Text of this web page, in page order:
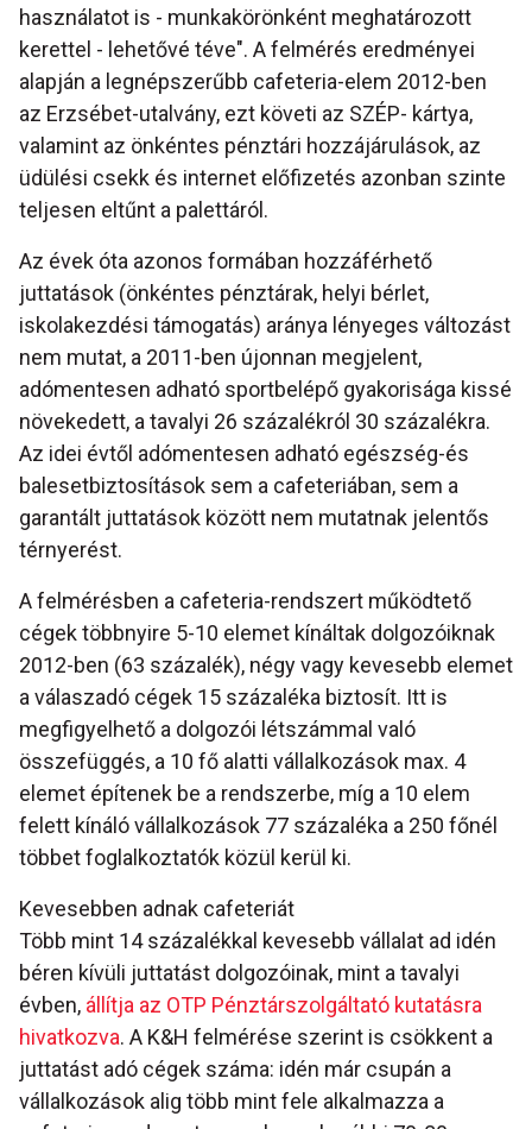
használatot is - munkakörönként meghatározott
kerettel - lehetővé téve". A felmérés eredményei
alapján a legnépszerűbb cafeteria-elem 2012-ben
az Erzsébet-utalvány, ezt követi az SZÉP- kártya,
valamint az önkéntes pénztári hozzájárulások, az
üdülési csekk és internet előfizetés azonban szinte
teljesen eltűnt a palettáról.
Az évek óta azonos formában hozzáférhető
juttatások (önkéntes pénztárak, helyi bérlet,
iskolakezdési támogatás) aránya lényeges változást
nem mutat, a 2011-ben újonnan megjelent,
adómentesen adható sportbelépő gyakorisága kissé
növekedett, a tavalyi 26 százalékról 30 százalékra.
Az idei évtől adómentesen adható egészség-és
balesetbiztosítások sem a cafeteriában, sem a
garantált juttatások között nem mutatnak jelentős
térnyerést.
A felmérésben a cafeteria-rendszert működtető
cégek többnyire 5-10 elemet kínáltak dolgozóiknak
2012-ben (63 százalék), négy vagy kevesebb elemet
a válaszadó cégek 15 százaléka biztosít. Itt is
megfigyelhető a dolgozói létszámmal való
összefüggés, a 10 fő alatti vállalkozások max. 4
elemet építenek be a rendszerbe, míg a 10 elem
felett kínáló vállalkozások 77 százaléka a 250 főnél
többet foglalkoztatók közül kerül ki.
Kevesebben adnak cafeteriát
Több mint 14 százalékkal kevesebb vállalat ad idén
béren kívüli juttatást dolgozóinak, mint a tavalyi
évben, állítja az OTP Pénztárszolgáltató kutatásra
hivatkozva. A K&H felmérése szerint is csökkent a
juttatást adó cégek száma: idén már csupán a
vállalkozások alig több mint fele alkalmazza a